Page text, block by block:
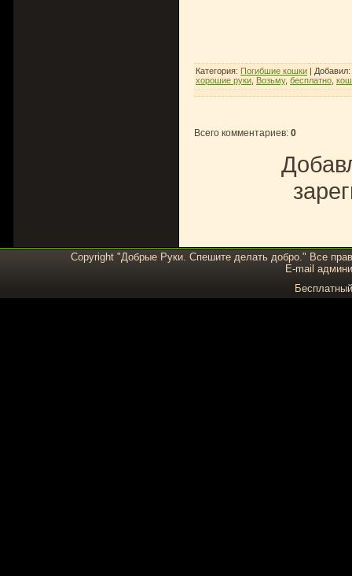
Категория: Погибшие кошки | Добавил:
хорошие руки Возьму, бесплатно
Всего комментариев: 0
Copyright "Добрые Руки. Спешите делать добро." Все
E-mail